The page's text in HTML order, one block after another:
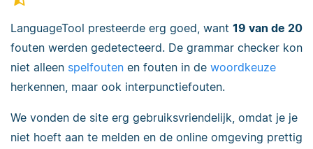
LanguageTool presteerde erg goed, want 19 van de 20
fouten werden gedetecteerd. De grammar checker kon
niet alleen spelfouten en fouten in de woordkeuze
herkennen, maar ook interpunctiefouten.
We vonden de site erg gebruiksvriendelijk, omdat je je
niet hoeft aan te melden en de online omgeving prettig